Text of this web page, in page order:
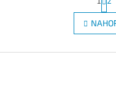
O
v
l
d
t
r
á
n